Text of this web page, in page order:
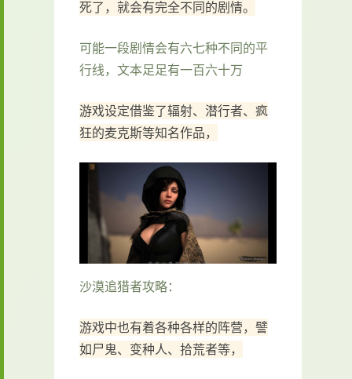
死了，就会有完全不同的剧情。
可能一段剧情会有六七种不同的平
行线，文本足足有一百六十万
游戏设定借鉴了辐射、潜行者、疯
狂的麦克斯等知名作品，
沙漠追猎者攻略：
游戏中也有着各种各样的阵营，譬
如尸鬼、变种人、拾荒者等，